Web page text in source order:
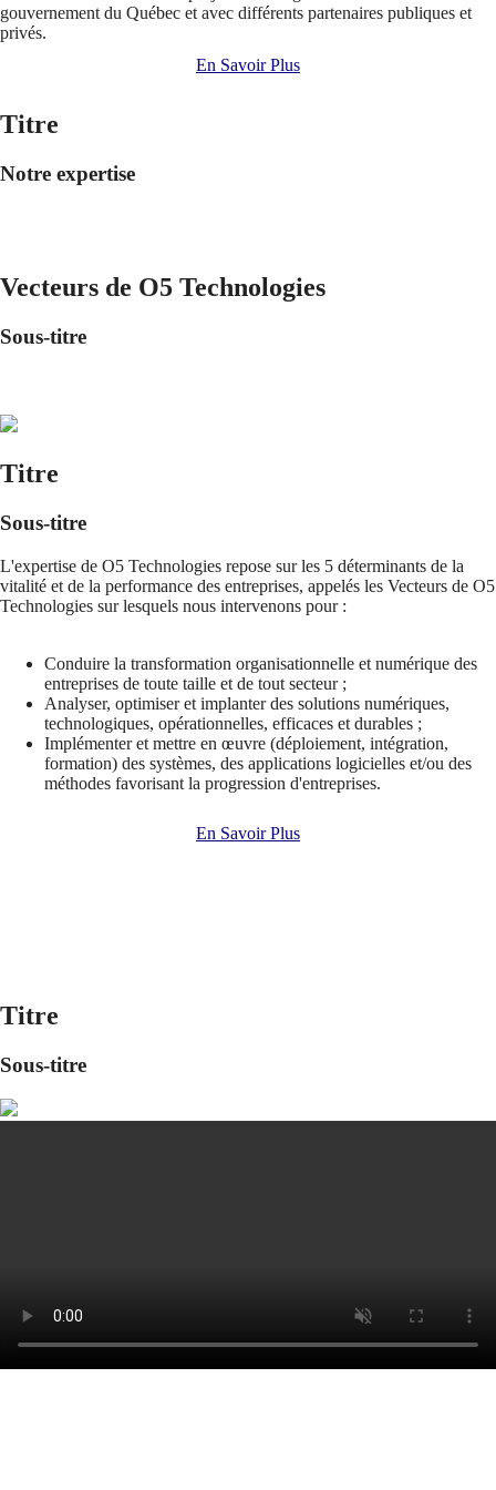
gouvernement du Québec et avec différents partenaires publiques et
privés.
En Savoir Plus
Titre
Notre expertise
Vecteurs de O5 Technologies
Sous-titre
Titre
Sous-titre
L'expertise de O5 Technologies repose sur les 5 déterminants de la
vitalité et de la performance des entreprises, appelés les Vecteurs de O5
Technologies sur lesquels nous intervenons pour :
Conduire la transformation organisationnelle et numérique des
entreprises de toute taille et de tout secteur ;
Analyser, optimiser et implanter des solutions numériques,
technologiques, opérationnelles, efficaces et durables ;
Implémenter et mettre en œuvre (déploiement, intégration,
formation) des systèmes, des applications logicielles et/ou des
méthodes favorisant la progression d'entreprises.
En Savoir Plus
Titre
Sous-titre
Nous joindre